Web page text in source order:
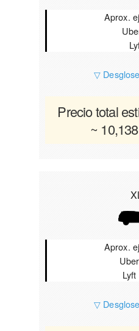
Aprox.
▽
Precio total
~
Aprox.
▽